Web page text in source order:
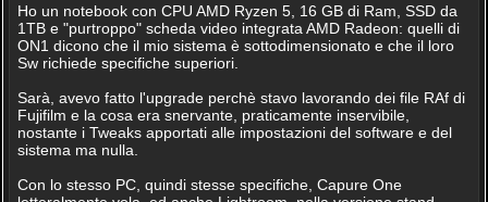
Ho un notebook con CPU AMD Ryzen 5, 16 GB di Ram, SSD da
1TB e "purtroppo" scheda video integrata AMD Radeon: quelli di
ON1 dicono che il mio sistema è sottodimensionato e che il loro
Sw richiede specifiche superiori.
Sarà, avevo fatto l'upgrade perchè stavo lavorando dei file RAf di
Fujifilm e la cosa era snervante, praticamente inservibile,
nostante i Tweaks apportati alle impostazioni del software e del
sistema ma nulla.
Con lo stesso PC, quindi stesse specifiche, Capure One